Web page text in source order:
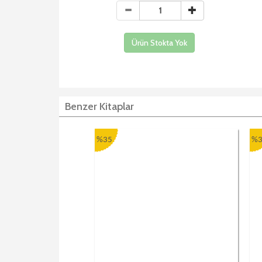
Ürün Stokta Yok
Benzer Kitaplar
%35